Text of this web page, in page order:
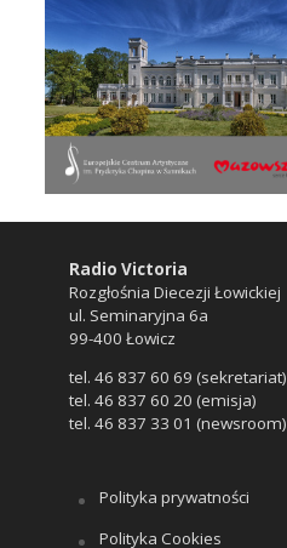
Radio Victoria
Rozgłośnia Diecezji Łowickiej
ul. Seminaryjna 6a
99-400 Łowicz
tel. 46 837 60 69 (sekretariat)
tel. 46 837 60 20 (emisja)
tel. 46 837 33 01 (newsroom)
Polityka prywatności
Polityka Cookies